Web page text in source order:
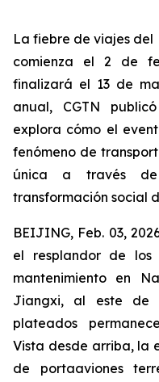
La fiebre de viajes del
comienza el 2 de
finalizará el 13 de
anual, CGTN
explora cómo el
fenómeno de
única a través
transformación social
BEIJING, Feb. 03,
el resplandor de
mantenimiento en
Jiangxi, al este de
plateados
Vista desde arriba, la
de portaaviones